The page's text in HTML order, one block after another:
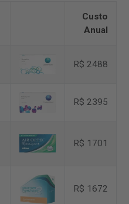
Custo
Anual
R$ 2488
R$ 2395
R$ 1701
R$ 1672